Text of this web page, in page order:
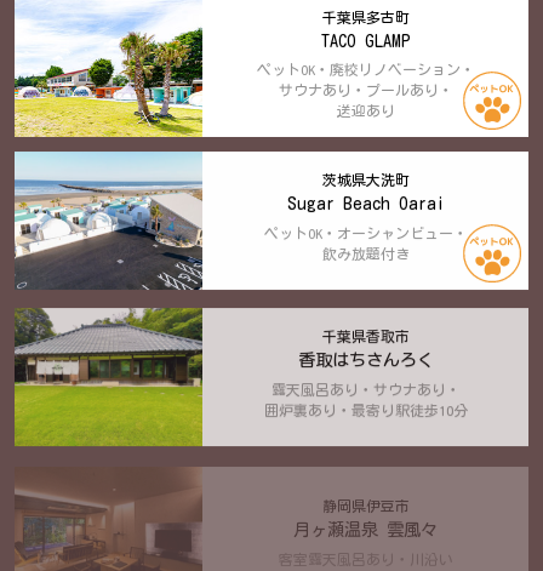
千葉県多古町
TACO GLAMP
ペットOK・廃校リノベーション・
サウナあり・プールあり・
送迎あり
茨城県大洗町
Sugar Beach Oarai
ペットOK・オーシャンビュー・
飲み放題付き
千葉県香取市
香取はちさんろく
露天風呂あり・サウナあり・
囲炉裏あり・最寄り駅徒歩10分
静岡県伊豆市
月ヶ瀬温泉 雲風々
客室露天風呂あり・川沿い